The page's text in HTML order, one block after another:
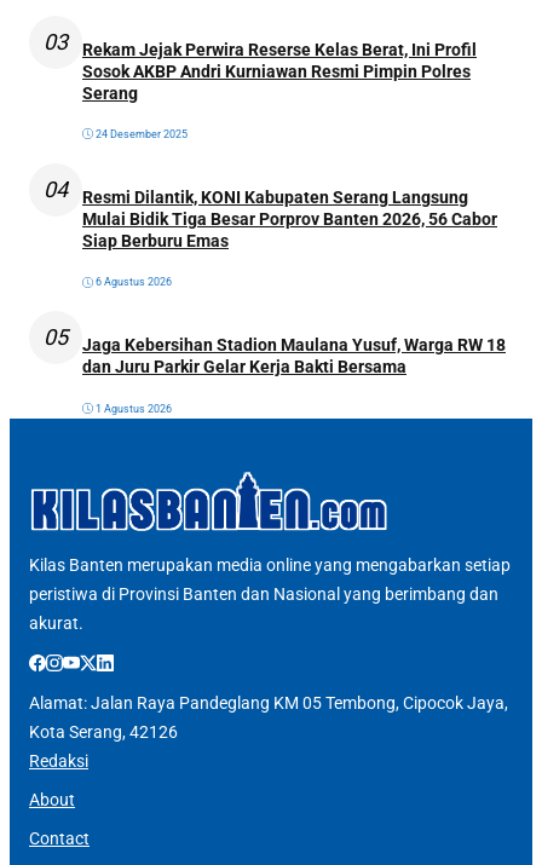
03
Rekam Jejak Perwira Reserse Kelas Berat, Ini Profil
Sosok AKBP Andri Kurniawan Resmi Pimpin Polres
Serang
24 Desember 2025
04
Resmi Dilantik, KONI Kabupaten Serang Langsung
Mulai Bidik Tiga Besar Porprov Banten 2026, 56 Cabor
Siap Berburu Emas
6 Agustus 2026
05
Jaga Kebersihan Stadion Maulana Yusuf, Warga RW 18
dan Juru Parkir Gelar Kerja Bakti Bersama
1 Agustus 2026
Kilas Banten merupakan media online yang mengabarkan setiap
peristiwa di Provinsi Banten dan Nasional yang berimbang dan
akurat.
Alamat: Jalan Raya Pandeglang KM 05 Tembong, Cipocok Jaya,
Kota Serang, 42126
Redaksi
About
Contact